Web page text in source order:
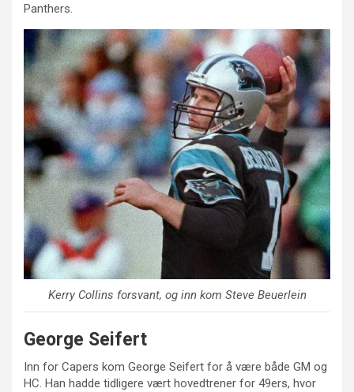
Panthers.
Kerry Collins forsvant, og inn kom Steve Beuerlein
George Seifert
Inn for Capers kom George Seifert for å være både GM og
HC. Han hadde tidligere vært hovedtrener for 49ers, hvor